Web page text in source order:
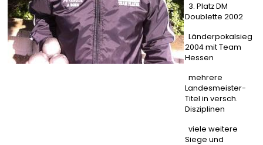
3. Platz DM
Doublette 2002
Länderpokalsieg
2004 mit Team
Hessen
mehrere
Landesmeister-
Titel in versch.
Disziplinen
viele weitere
Siege und